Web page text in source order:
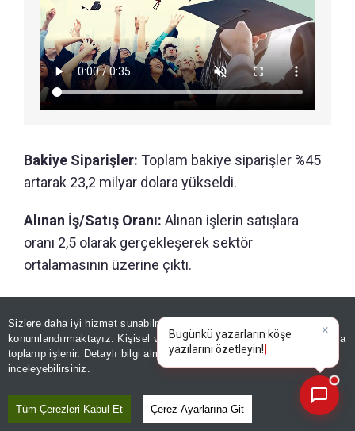
Sizlere daha iyi hizmet sunabilmek adına sitemizde
konumlandırmaktayız. Kişisel verileriniz, KVKK ve GDPR kapsamında
toplanıp işlenir. Detaylı bilgi almak içinAydınlatma Metnimizi
inceleyebilirsiniz.
Tüm Çerezleri Kabul Et Çerez Ayarlarına Git
Bakiye Siparişler: Toplam bakiye siparişler %45
artarak 23,2 milyar dolara yükseldi.
Alınan İş/Satış Oranı: Alınan işlerin satışlara
oranı 2,5 olarak gerçekleşerek sektör
ortalamasının üzerine çıktı.
Elektronik Harp, Yapay Zekâ Destekli Kent
Güvenliği, Deniz Sistemleri, Elektro-Optik ve
Güdümlü Mühimmat Sistemleri öne çıkan ürün
grupları oldu.
Bugünkü y